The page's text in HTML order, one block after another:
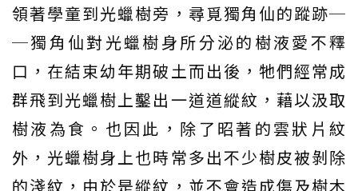
領著學童到光蠟樹旁，尋覓獨角仙的蹤跡─
─獨角仙對光蠟樹身所分泌的樹液愛不釋
口，在結束幼年期破土而出後，牠們經常成
群飛到光蠟樹上鑿出一道道縱紋，藉以汲取
樹液為食。也因此，除了昭著的雲狀片紋
外，光蠟樹身上也時常多出不少樹皮被剝除
的淺紋，由於是縱紋，並不會造成傷及樹木